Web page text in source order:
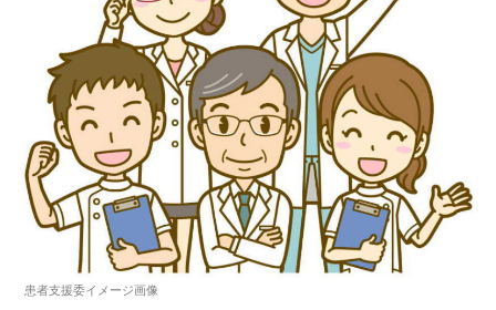
患者支援委イメージ画像